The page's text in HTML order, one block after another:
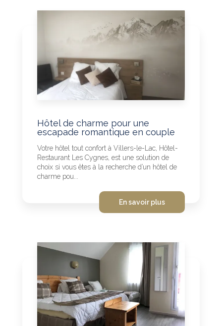
Hôtel de charme pour une
escapade romantique en couple
Votre hôtel tout confort à Villers-le-Lac, Hôtel-
Restaurant Les Cygnes, est une solution de
choix si vous êtes à la recherche d’un hôtel de
charme pou...
En savoir plus